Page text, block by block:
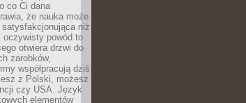
co Ci dana
że nauka może
niż
oczywisty powód to
otwiera drzwi do
zarobków,
współpracują dziś
z Polski, możesz
czy USA. Język
elementów